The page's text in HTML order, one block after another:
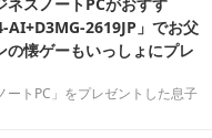
2619JP」でお父
の懐ゲーもいっしょにプレ
トPC」をプレゼントした息子